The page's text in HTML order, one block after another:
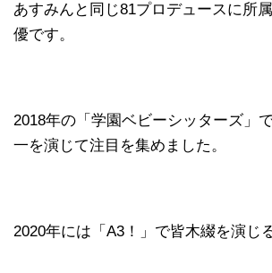
あすみんと同じ81プロデュースに所
優です。
2018年の「学園ベビーシッターズ」
一を演じて注目を集めました。
2020年には「A3！」で皆木綴を演じ